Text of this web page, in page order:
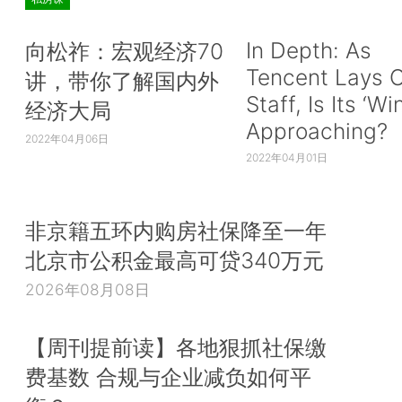
向松祚：宏观经济70
讲，带你了解国内外
经济大局
2022年04月06日
In Depth: As
Tencent Lays
Staff, Is Its
Approaching?
2022年04月01日
非京籍五环内购房社保降至一年
北京市公积金最高可贷340万元
2026年08月08日
【周刊提前读】各地狠抓社保缴
费基数 合规与企业减负如何平